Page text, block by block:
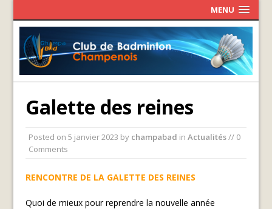
MENU
Galette des reines
Posted on5 janvier 2023 by champabad inActualités// 0
Comments
RENCONTRE DE LA GALETTE DES REINES
Quoi de mieux pour reprendre la nouvelle année